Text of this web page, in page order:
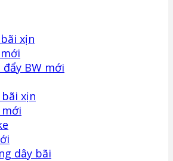
xịn
đẩy BW mới
xịn
mới
dây bãi